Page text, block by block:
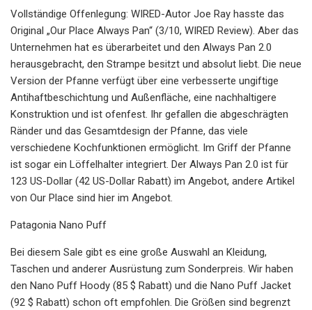
Vollständige Offenlegung: WIRED-Autor Joe Ray hasste das
Original „Our Place Always Pan“ (3/10, WIRED Review). Aber das
Unternehmen hat es überarbeitet und den Always Pan 2.0
herausgebracht, den Strampe besitzt und absolut liebt. Die neue
Version der Pfanne verfügt über eine verbesserte ungiftige
Antihaftbeschichtung und Außenfläche, eine nachhaltigere
Konstruktion und ist ofenfest. Ihr gefallen die abgeschrägten
Ränder und das Gesamtdesign der Pfanne, das viele
verschiedene Kochfunktionen ermöglicht. Im Griff der Pfanne
ist sogar ein Löffelhalter integriert. Der Always Pan 2.0 ist für
123 US-Dollar (42 US-Dollar Rabatt) im Angebot, andere Artikel
von Our Place sind hier im Angebot.
Patagonia Nano Puff
Bei diesem Sale gibt es eine große Auswahl an Kleidung,
Taschen und anderer Ausrüstung zum Sonderpreis. Wir haben
den Nano Puff Hoody (85 $ Rabatt) und die Nano Puff Jacket
(92 $ Rabatt) schon oft empfohlen. Die Größen sind begrenzt